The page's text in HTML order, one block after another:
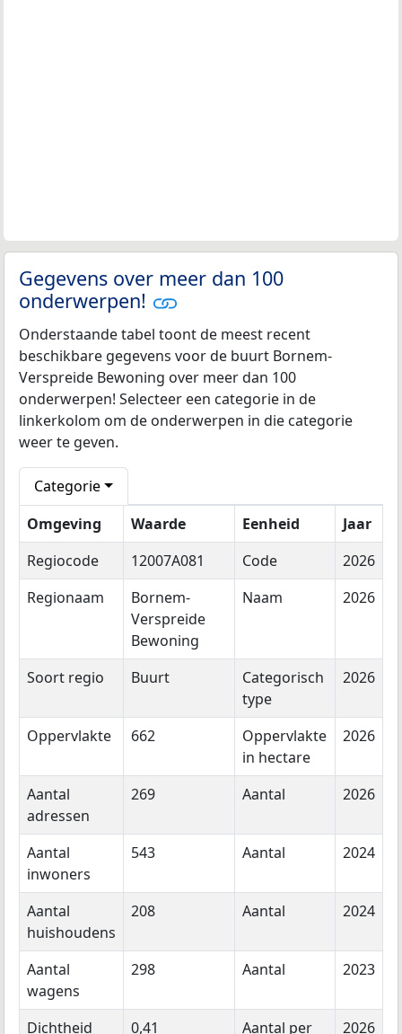
Gegevens over meer dan 100
onderwerpen!
Onderstaande tabel toont de meest recent
beschikbare gegevens voor de buurt Bornem-
Verspreide Bewoning over meer dan 100
onderwerpen! Selecteer een categorie in de
linkerkolom om de onderwerpen in die categorie
weer te geven.
Categorie
Omgeving
Waarde Eenheid
Jaar
Regiocode
12007A081 Code
2026
Regionaam
Bornem-
Verspreide
Bewoning
Naam 2026
Soort regio Buurt
Categorisch
type
2026
Oppervlakte 662
Oppervlakte
in hectare
2026
Aantal
adressen
269 Aantal 2026
Aantal
inwoners
543 Aantal 2024
Aantal
huishoudens
208 Aantal 2024
Aantal
wagens
298 Aantal 2023
Dichtheid 0,41 Aantal per 2026